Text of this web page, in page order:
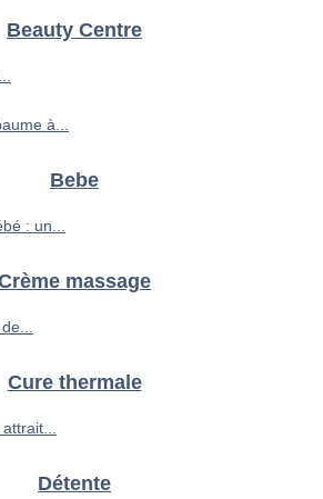
Beauty Centre
à...
Bebe
: un...
massage
Cure thermale
Détente